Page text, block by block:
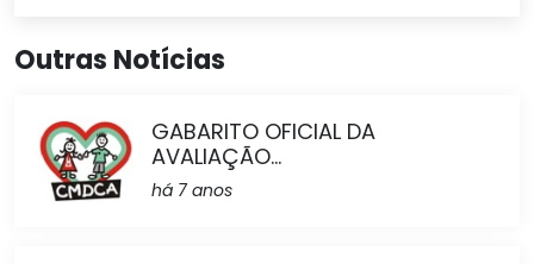
Outras Notícias
GABARITO OFICIAL DA
AVALIAÇÃO...
há 7 anos